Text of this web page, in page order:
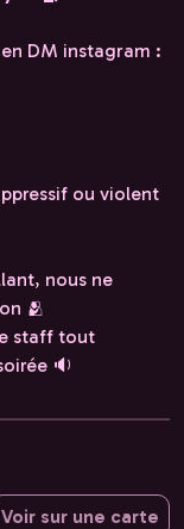
DM instagram :
ou violent
nous ne
🫂
staff tout
🔉
Voir sur une carte